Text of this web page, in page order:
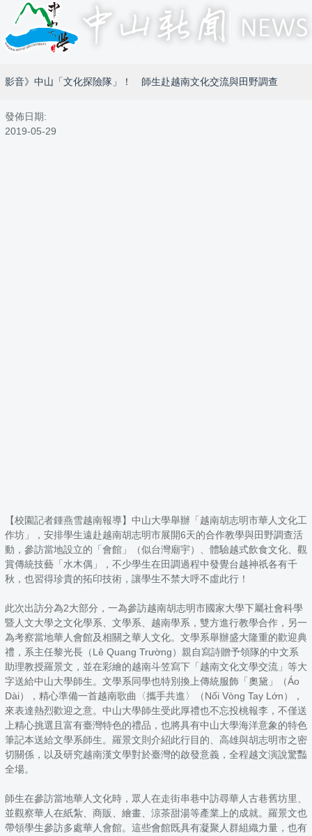
影音》中山「文化探險隊」！ 師生赴越南文化交流與田野調查
發佈日期:
2019-05-29
【校園記者鍾燕雪越南報導】中山大學舉辦「越南胡志明市華人文化工
作坊」，安排學生遠赴越南胡志明市展開6天的合作教學與田野調查活
動，參訪當地設立的「會館」（似台灣廟宇）、體驗越式飲食文化、觀
賞傳統技藝「水木偶」，不少學生在田調過程中發覺台越神祇各有千
秋，也習得珍貴的拓印技術，讓學生不禁大呼不虛此行！
此次出訪分為2大部分，一為參訪越南胡志明市國家大學下屬社會科學
暨人文大學之文化學系、文學系、越南學系，雙方進行教學合作，另一
為考察當地華人會館及相關之華人文化。文學系舉辦盛大隆重的歡迎典
禮，系主任黎光長（Lê Quang Trường）親自寫詩贈予領隊的中文系
助理教授羅景文，並在彩繪的越南斗笠寫下「越南文化文學交流」等大
字送給中山大學師生。文學系同學也特別換上傳統服飾「奧黛」（Áo
Dài），精心準備一首越南歌曲〈攜手共進〉（Nối Vòng Tay Lớn），
來表達熱烈歡迎之意。中山大學師生受此厚禮也不忘投桃報李，不僅送
上精心挑選且富有臺灣特色的禮品，也將具有中山大學海洋意象的特色
筆記本送給文學系師生。羅景文則介紹此行目的、高雄與胡志明市之密
切關係，以及研究越南漢文學對於臺灣的啟發意義，全程越文演說驚豔
全場。
師生在參訪當地華人文化時，眾人在走街串巷中訪尋華人古巷舊坊里、
並觀察華人在紙紮、商販、繪畫、涼茶甜湯等產業上的成就。羅景文也
帶領學生參訪多處華人會館。這些會館既具有凝聚人群組織力量，也有